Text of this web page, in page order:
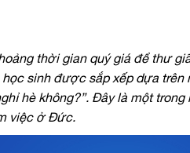
thời gian quý giá để thư
sinh được sắp xếp dựa trên
hè không?”. Đây là một
việc ở Đức.